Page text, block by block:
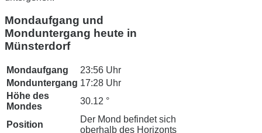
Mondaufgang und
Monduntergang heute in
Münsterdorf
Mondaufgang
23:56 Uhr
Monduntergang 17:28 Uhr
Höhe des
Mondes
30.12 °
Position
Der Mond befindet sich
oberhalb des Horizonts